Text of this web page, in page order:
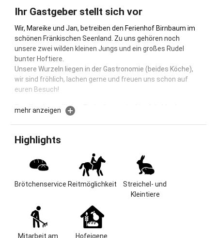
Ihr Gastgeber stellt sich vor
Wir, Mareike und Jan, betreiben den Ferienhof Birnbaum im
schönen Fränkischen Seenland. Zu uns gehören noch
unsere zwei wilden kleinen Jungs und ein großes Rudel
bunter Hoftiere.
Unsere Wurzeln liegen in der Gastronomie (beides Köche),
wir sind fröhlich, lachen gerne und freuen uns schon auf
euren Besuch!
Familienfreundlicher Ferienbauernhof im fränkischen
Keine Floskeln, hier sind die Fakten: 60.000m² Hoffläche /
verkehrsruhige Lage am Ortsrand / Gästehaus mit 8
Ferienwohnungen / umfangreiche Kinderausstattung für
eure Kleinsten / Hofladen und Brötchenservice / 300qm
Spielscheune / großer, komplett umzäunter Freizeitbereich
/ Spielplatz, Fahrzeuge, Spiele und mehr / viele Tiere /
Waschraum / gefüllter Kühlschrank und Verbrauchsmaterial
inklusive
Herzlich Willkommen bei uns am Ferienhof Birnbaum im
schönen fränkischen Seenland! Auf halber Strecke
mehr anzeigen
Highlights
Brötchenservice Reitmöglichkeit
Streichel- und
Kleintiere
Mitarbeit am
Hofeigene